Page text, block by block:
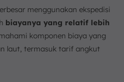
menggunakan ekspedisi
biayanya yang relatif lebih
komponen biaya yang
laut, termasuk tarif angkut